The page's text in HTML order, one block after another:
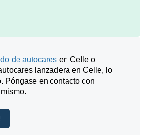
de autocares en Celle o
lanzadera en Celle, lo
Póngase en contacto con